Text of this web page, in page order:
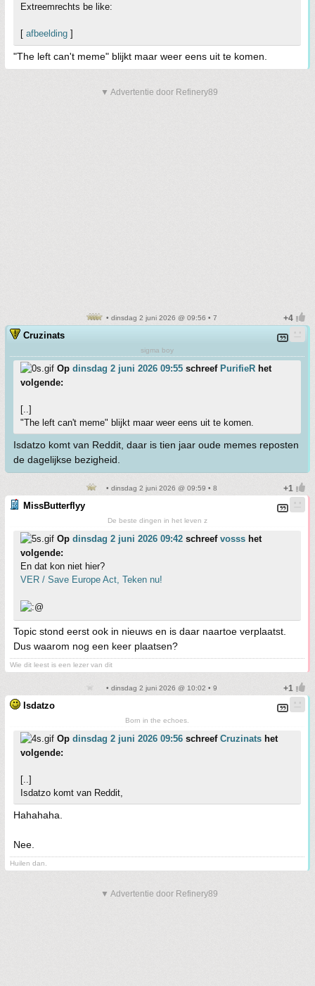
Extreemrechts be like:
[ afbeelding ]
"The left can't meme" blijkt maar weer eens uit te komen.
▼ Advertentie door Refinery89
• dinsdag 2 juni 2026 @ 09:56 • 7
Cruzinats
sigma boy
Op dinsdag 2 juni 2026 09:55 schreef PurifieR het
volgende:
[..]
"The left can't meme" blijkt maar weer eens uit te komen.
Isdatzo komt van Reddit, daar is tien jaar oude memes reposten
de dagelijkse bezigheid.
• dinsdag 2 juni 2026 @ 09:59 • 8
MissButterflyy
De beste dingen in het leven z
Op dinsdag 2 juni 2026 09:42 schreef vosss het
volgende:
En dat kon niet hier?
VER / Save Europe Act, Teken nu!
Topic stond eerst ook in nieuws en is daar naartoe verplaatst.
Dus waarom nog een keer plaatsen?
Wie dit leest is een lezer van dit
• dinsdag 2 juni 2026 @ 10:02 • 9
Isdatzo
Born in the echoes.
Op dinsdag 2 juni 2026 09:56 schreef Cruzinats het
volgende:
[..]
Isdatzo komt van Reddit,
Hahahaha.
Nee.
Huilen dan.
▼ Advertentie door Refinery89